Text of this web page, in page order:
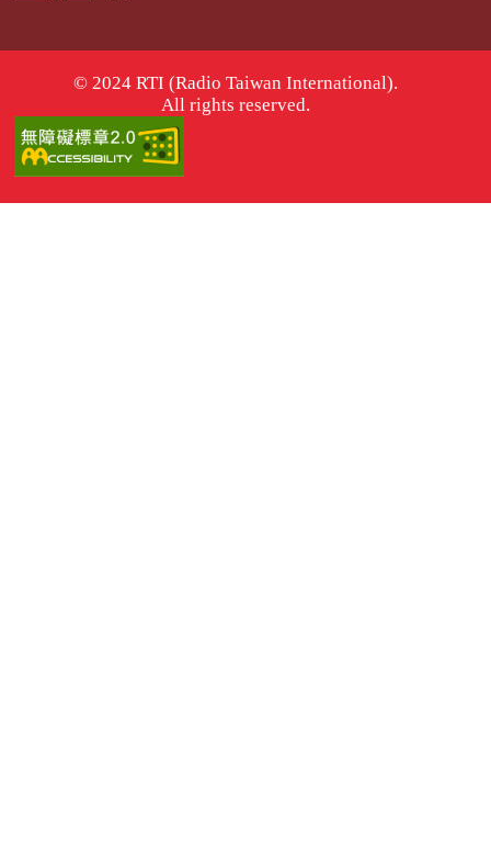
© 2024 RTI (Radio Taiwan International).
All rights reserved.